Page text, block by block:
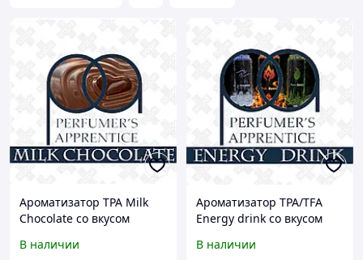
Ароматизатор TPA Milk
Chocolate со вкусом
10, 30 мл
В наличии
Ароматизатор TPA/TFA
Energy drink со вкусом
5, 10, 30 мл
В наличии